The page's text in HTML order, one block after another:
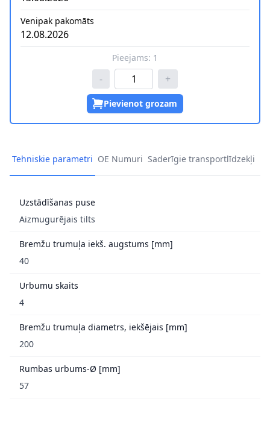
Venipak pakomāts
12.08.2026
Pieejams: 1
- +
Pievienot grozam
Tehniskie parametri OE Numuri Saderīgie transportlīdzekļi
Uzstādīšanas puse
Aizmugurējais tilts
Bremžu trumuļa iekš. augstums [mm]
40
Urbumu skaits
4
Bremžu trumuļa diametrs, iekšējais [mm]
200
Rumbas urbums-Ø [mm]
57